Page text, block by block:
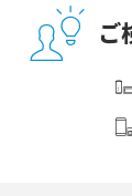
は？必要なことや
ご